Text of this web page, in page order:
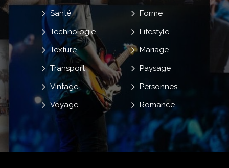
Forme
Lifestyle
Mariage
Paysage
Personnes
Romance
Santé
Technologie
Texture
Transport
Vintage
Voyage